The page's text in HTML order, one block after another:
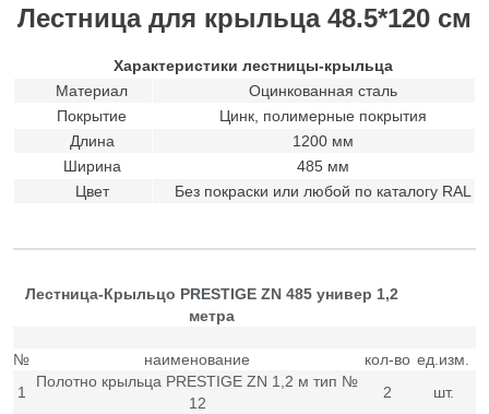
Лестница для крыльца 48.5*120 см
Характеристики лестницы-крыльца
Материал
Оцинкованная сталь
Покрытие
Цинк, полимерные покрытия
Длина
1200 мм
Ширина
485 мм
Цвет
Без покраски или любой по каталогу RAL
Лестница-Крыльцо PRESTIGE ZN 485 универ 1,2
метра
№ наименование кол-во ед.изм.
1
Полотно крыльца PRESTIGE ZN 1,2 м тип №
12
2 шт.